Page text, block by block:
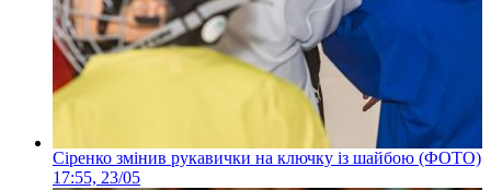
Сіренко змінив рукавички на ключку із шайбою (ФОТО)
17:55, 23/05